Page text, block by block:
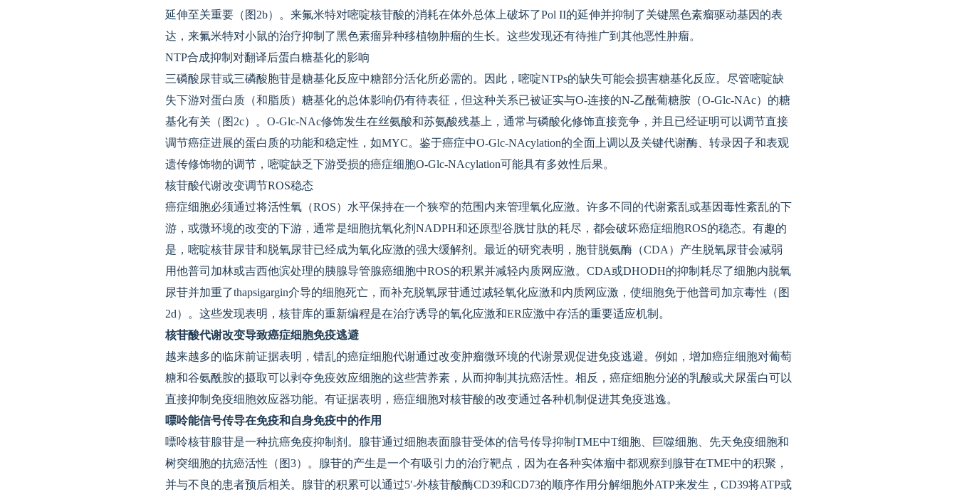
延伸至关重要（图2b）。来氟米特对嘧啶核苷酸的消耗在体外总体上破坏了Pol II的延伸并抑制了关键黑色素瘤驱动基因的表
达，来氟米特对小鼠的治疗抑制了黑色素瘤异种移植物肿瘤的生长。这些发现还有待推广到其他恶性肿瘤。
NTP合成抑制对翻译后蛋白糖基化的影响
三磷酸尿苷或三磷酸胞苷是糖基化反应中糖部分活化所必需的。因此，嘧啶NTPs的缺失可能会损害糖基化反应。尽管嘧啶缺
失下游对蛋白质（和脂质）糖基化的总体影响仍有待表征，但这种关系已被证实与O-连接的N-乙酰葡糖胺（O-Glc-NAc）的糖
基化有关（图2c）。O-Glc-NAc修饰发生在丝氨酸和苏氨酸残基上，通常与磷酸化修饰直接竞争，并且已经证明可以调节直接
调节癌症进展的蛋白质的功能和稳定性，如MYC。鉴于癌症中O-Glc-NAcylation的全面上调以及关键代谢酶、转录因子和表观
遗传修饰物的调节，嘧啶缺乏下游受损的癌症细胞O-Glc-NAcylation可能具有多效性后果。
核苷酸代谢改变调节ROS稳态
癌症细胞必须通过将活性氧（ROS）水平保持在一个狭窄的范围内来管理氧化应激。许多不同的代谢紊乱或基因毒性紊乱的下
游，或微环境的改变的下游，通常是细胞抗氧化剂NADPH和还原型谷胱甘肽的耗尽，都会破坏癌症细胞ROS的稳态。有趣的
是，嘧啶核苷尿苷和脱氧尿苷已经成为氧化应激的强大缓解剂。最近的研究表明，胞苷脱氨酶（CDA）产生脱氧尿苷会减弱
用他普司加林或吉西他滨处理的胰腺导管腺癌细胞中ROS的积累并减轻内质网应激。CDA或DHODH的抑制耗尽了细胞内脱氧
尿苷并加重了thapsigargin介导的细胞死亡，而补充脱氧尿苷通过减轻氧化应激和内质网应激，使细胞免于他普司加京毒性（图
2d）。这些发现表明，核苷库的重新编程是在治疗诱导的氧化应激和ER应激中存活的重要适应机制。
核苷酸代谢改变导致癌症细胞免疫逃避
越来越多的临床前证据表明，错乱的癌症细胞代谢通过改变肿瘤微环境的代谢景观促进免疫逃避。例如，增加癌症细胞对葡萄
糖和谷氨酰胺的摄取可以剥夺免疫效应细胞的这些营养素，从而抑制其抗癌活性。相反，癌症细胞分泌的乳酸或犬尿蛋白可以
直接抑制免疫细胞效应器功能。有证据表明，癌症细胞对核苷酸的改变通过各种机制促进其免疫逃逸。
嘌呤能信号传导在免疫和自身免疫中的作用
嘌呤核苷腺苷是一种抗癌免疫抑制剂。腺苷通过细胞表面腺苷受体的信号传导抑制TME中T细胞、巨噬细胞、先天免疫细胞和
树突细胞的抗癌活性（图3）。腺苷的产生是一个有吸引力的治疗靶点，因为在各种实体瘤中都观察到腺苷在TME中的积聚，
并与不良的患者预后相关。腺苷的积累可以通过5′-外核苷酸酶CD39和CD73的顺序作用分解细胞外ATP来发生，CD39将ATP或